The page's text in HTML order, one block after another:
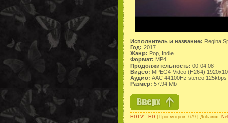
Исполнитель и название: Regina
Год: 2017
Жанр: Pop, Indie
Формат: MP4
Продолжительность: 00:04:08
Видео: MPEG4 Video (H264)
Аудио: AAC 44100Hz stereo 125kbps
Размер: 57.94 Mb
HDTV - HD | Просмотров: 679 | Добавил: